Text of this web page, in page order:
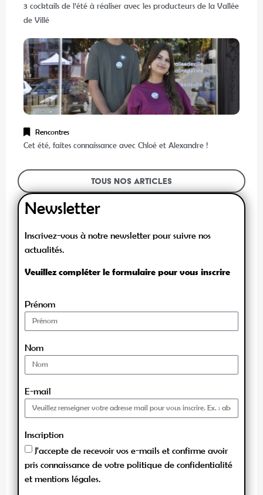
3 cocktails de l’été à réaliser avec les producteurs de la Vallée
de Villé
Rencontres
Cet été, faites connaissance avec Chloé et Alexandre !
Tous nos articles
Newsletter
Inscrivez-vous à notre newsletter pour suivre nos
actualités.
Veuillez compléter le formulaire pour vous inscrire
Prénom
Nom
E-mail
Inscription
J'accepte de recevoir vos e-mails et confirme avoir
pris connaissance de votre politique de confidentialité
et mentions légales.